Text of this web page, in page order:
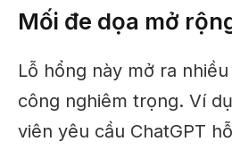
Mối đe dọa mở
Lỗ hổng này mở ra
công nghiêm trọng. Ví
viên yêu cầu ChatGPT